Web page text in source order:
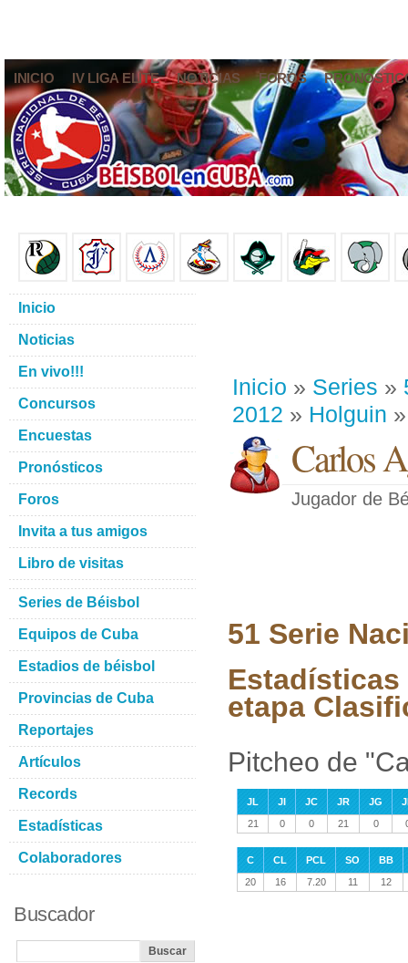
INICIO IV LIGA ELITE NOTICIAS FOROS
Inicio » Series »
2012 » Holguin
Carlos
Jugador de
51 Serie
etapa
Pitcheo de
JL JI JC JR JG
21
0 0 21 0
C CL PCL SO
BB
20
16 7.20 11 12
Inicio
Noticias
En vivo!!!
Concursos
Encuestas
Pronósticos
Foros
Invita a tus amigos
Libro de visitas
Series de Béisbol
Equipos de Cuba
Estadios de béisbol
Provincias de Cuba
Reportajes
Artículos
Records
Estadísticas
Colaboradores
Buscador